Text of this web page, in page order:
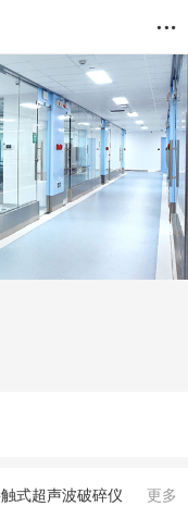
式超声波破碎仪
更多